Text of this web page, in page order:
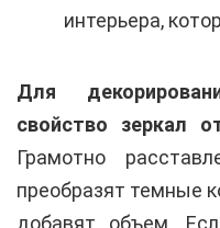
интерьера,
Для
свойство зеркал
Грамотно
преобразят темные
добавят объем.